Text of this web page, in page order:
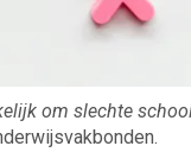
om slechte